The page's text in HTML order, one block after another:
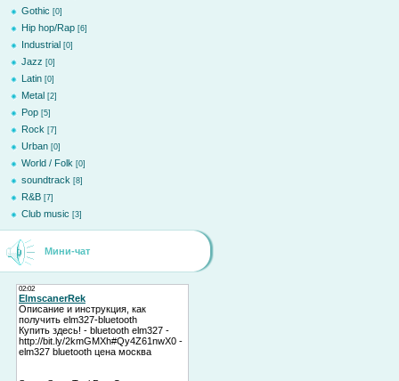
Gothic [0]
Hip hop/Rap [6]
Industrial [0]
Jazz [0]
Latin [0]
Metal [2]
Pop [5]
Rock [7]
Urban [0]
World / Folk [0]
soundtrack [8]
R&B [7]
Club music [3]
Мини-чат